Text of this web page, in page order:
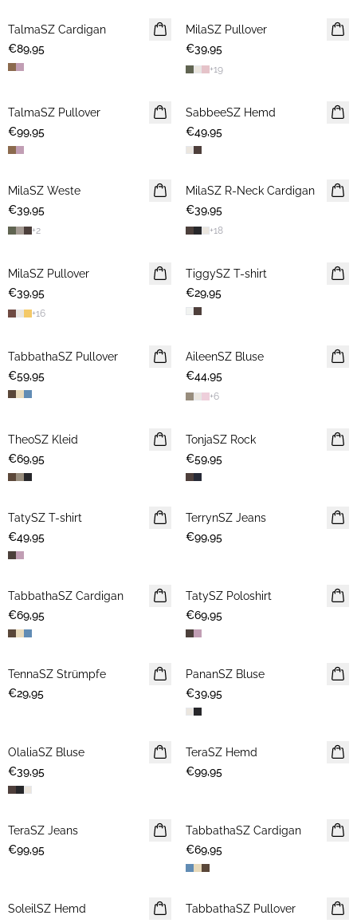
NEUHEIT
TalmaSZ Cardigan
€89,95
NEUHEIT
MilaSZ Pullover
€39,95
+19
NEUHEIT
TalmaSZ Pullover
€99,95
NEUHEIT
SabbeeSZ Hemd
€49,95
NEUHEIT
MilaSZ Weste
€39,95
+2
NEUHEIT
MilaSZ R-Neck Cardigan
€39,95
+18
NEUHEIT
MilaSZ Pullover
€39,95
+16
NEUHEIT
TiggySZ T-shirt
€29,95
NEUHEIT
TabbathaSZ Pullover
€59,95
NEUHEIT
AileenSZ Bluse
€44,95
+6
NEUHEIT
TheoSZ Kleid
€69,95
NEUHEIT
TonjaSZ Rock
€59,95
NEUHEIT
TatySZ T-shirt
€49,95
NEUHEIT
TerrynSZ Jeans
€99,95
NEUHEIT
TabbathaSZ Cardigan
€69,95
NEUHEIT
TatySZ Poloshirt
€69,95
NEUHEIT
TennaSZ Strümpfe
€29,95
NEUHEIT
PananSZ Bluse
€39,95
NEUHEIT
OlaliaSZ Bluse
€39,95
NEUHEIT
TeraSZ Hemd
€99,95
NEUHEIT
TeraSZ Jeans
€99,95
NEUHEIT
TabbathaSZ Cardigan
€69,95
NEUHEIT
SoleilSZ Hemd
NEUHEIT
TabbathaSZ Pullover